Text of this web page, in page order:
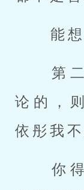
能
论的，
依彤我